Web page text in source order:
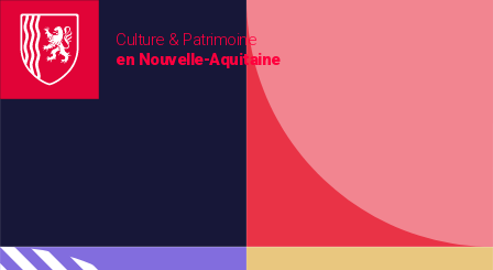
Culture & Patrimoine
en Nouvelle-Aquitaine